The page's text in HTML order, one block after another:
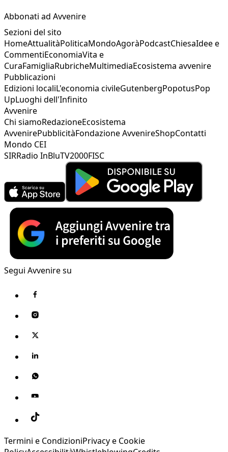
Abbonati ad Avvenire
Sezioni del sito
HomeAttualitàPoliticaMondoAgoràPodcastChiesaIdee e
CommentiEconomiaVita e
CuraFamigliaRubricheMultimediaEcosistema avvenire
Pubblicazioni
Edizioni localiL'economia civileGutenbergPopotusPop
UpLuoghi dell'Infinito
Avvenire
Chi siamoRedazioneEcosistema
AvvenirePubblicitàFondazione AvvenireShopContatti
Mondo CEI
SIRRadio InBluTV2000FISC
Segui Avvenire su
Termini e CondizioniPrivacy e Cookie